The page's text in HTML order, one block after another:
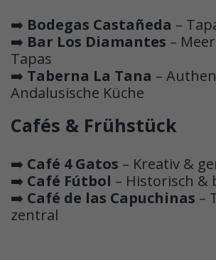
➡️ Bodegas Castañeda –
➡️ Bar Los Diamantes –
Tapas
➡️ Taberna La Tana –
Andalusische Küche
Cafés & Frühstück
➡️ Café 4 Gatos – Kreativ &
➡️ Café Fútbol – Historisch &
➡️ Café de las Capuchinas –
zentral